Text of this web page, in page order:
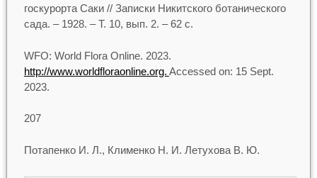
госкурорта Саки // Записки Никитского ботанического
сада. – 1928. – Т. 10, вып. 2. – 62 с.
WFO: World Flora Online. 2023.
http://www.worldfloraonline.org. Accessed on: 15 Sept.
2023.
207
Потапенко И. Л., Клименко Н. И. Летухова В. Ю.